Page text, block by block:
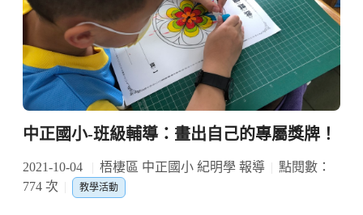
中正國小-班級輔導：畫出自己的專屬獎牌！
2021-10-04 梧棲區 中正國小 紀明學 報導
點閱數：
774 次
教學活動